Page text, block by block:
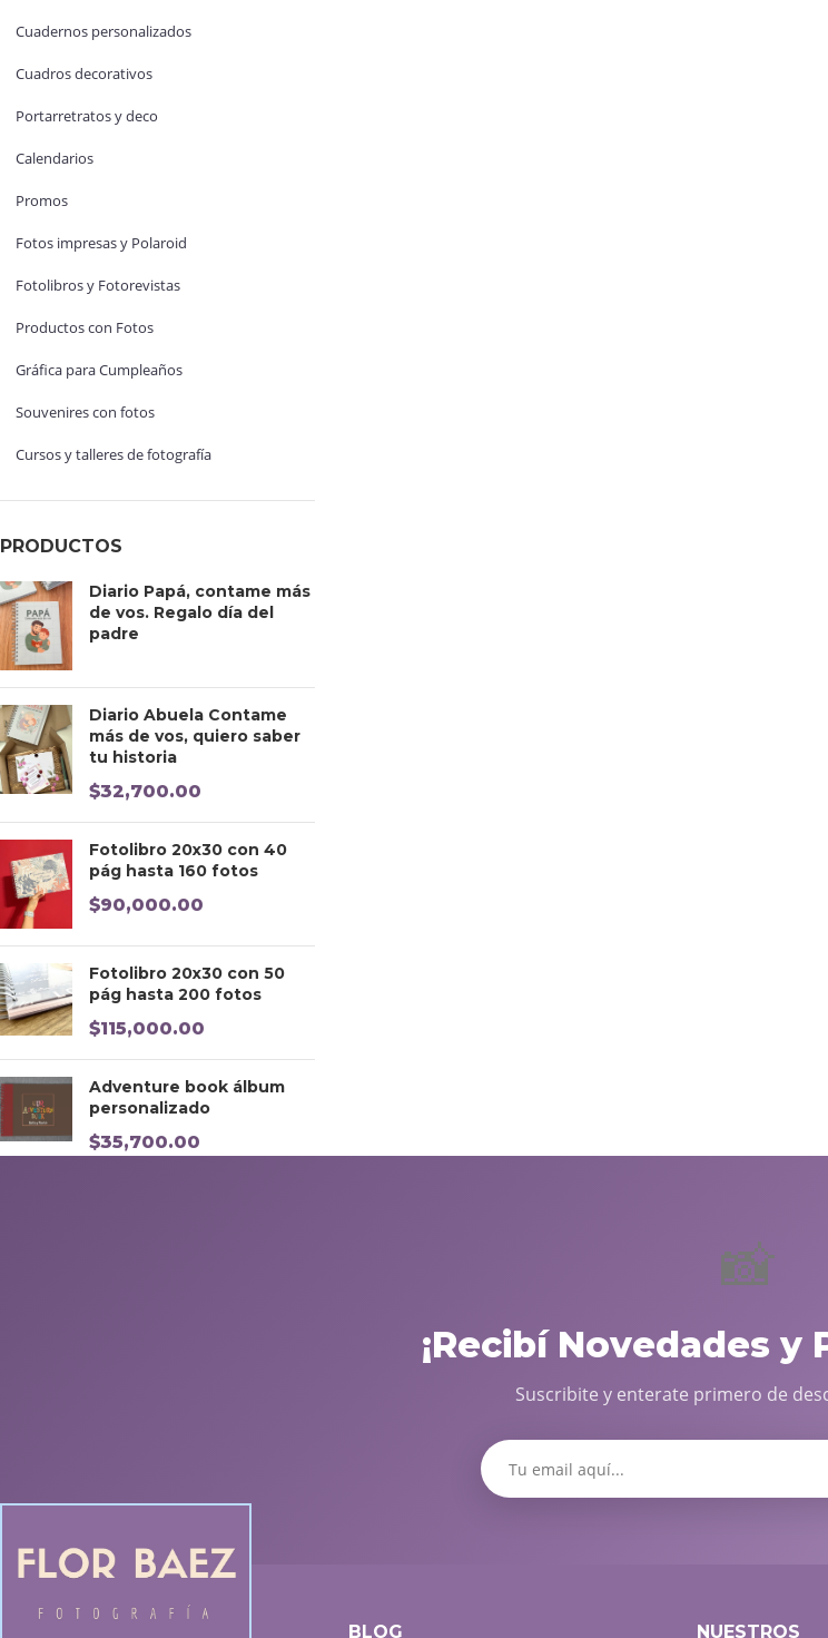
Cuadernos personalizados
Cuadros decorativos
Portarretratos y deco
Calendarios
Promos
Fotos impresas y Polaroid
Fotolibros y Fotorevistas
Productos con Fotos
Gráfica para Cumpleaños
Souvenires con fotos
Cursos y talleres de fotografía
PRODUCTOS
Diario Papá, contame más
de vos. Regalo día del
padre
Diario Abuela Contame
más de vos, quiero saber
tu historia
$32,700.00
Fotolibro 20x30 con 40
pág hasta 160 fotos
$90,000.00
Fotolibro 20x30 con 50
pág hasta 200 fotos
$115,000.00
Adventure book álbum
personalizado
$35,700.00
📸
¡Recibí Novedades y
Suscribite y enterate primero de
BLOG NUESTROS